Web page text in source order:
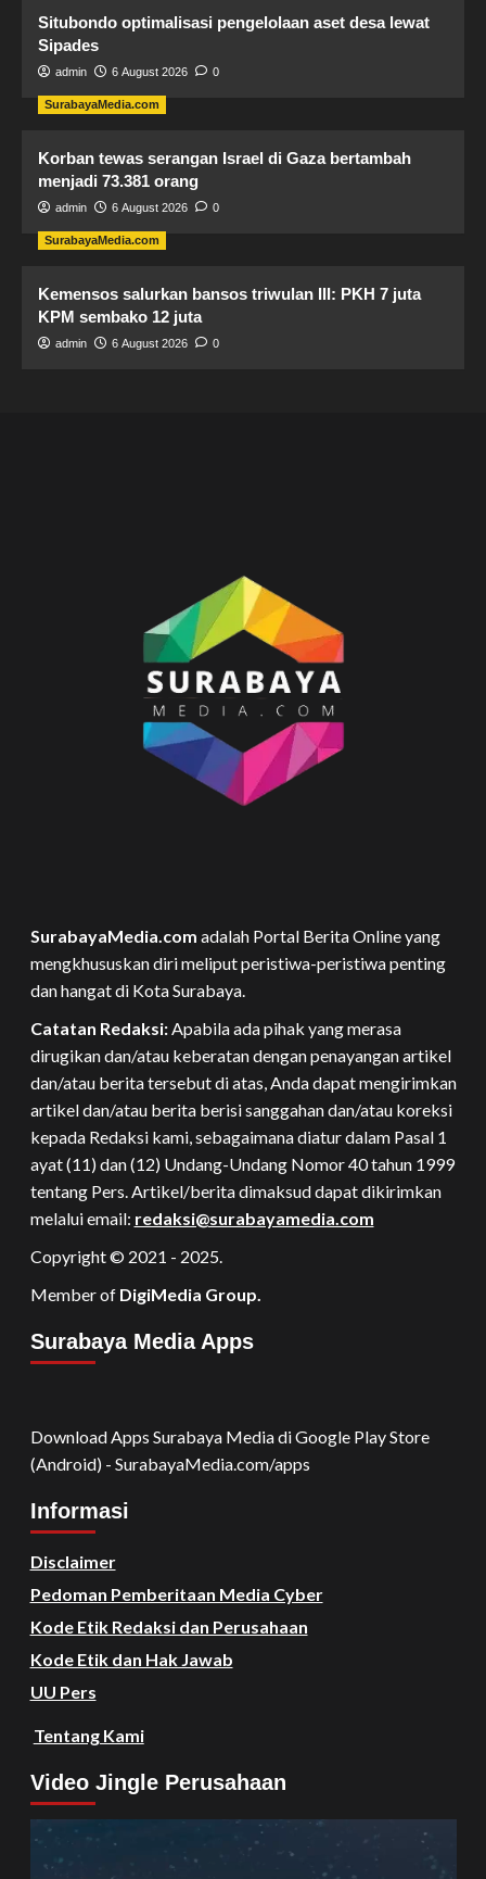
Situbondo optimalisasi pengelolaan aset desa lewat
Sipades
admin 6 August 2026 0
SurabayaMedia.com
Korban tewas serangan Israel di Gaza bertambah
menjadi 73.381 orang
admin 6 August 2026 0
SurabayaMedia.com
Kemensos salurkan bansos triwulan III: PKH 7 juta
KPM sembako 12 juta
admin 6 August 2026 0
SurabayaMedia.com adalah Portal Berita Online yang
mengkhususkan diri meliput peristiwa-peristiwa penting
dan hangat di Kota Surabaya.
Catatan Redaksi:Apabila ada pihak yang merasa
dirugikan dan/atau keberatan dengan penayangan artikel
dan/atau berita tersebut di atas, Anda dapat mengirimkan
artikel dan/atau berita berisi sanggahan dan/atau koreksi
kepada Redaksi kami, sebagaimana diatur dalam Pasal 1
ayat (11) dan (12) Undang-Undang Nomor 40 tahun 1999
tentang Pers. Artikel/berita dimaksud dapat dikirimkan
melalui email: redaksi@surabayamedia.com
Copyright © 2021 - 2025.
Member of DigiMedia Group.
Surabaya Media Apps
Download Apps Surabaya Media di Google Play Store
(Android) - SurabayaMedia.com/apps
Informasi
Disclaimer
Pedoman Pemberitaan Media Cyber
Kode Etik Redaksi dan Perusahaan
Kode Etik dan Hak Jawab
UU Pers
Tentang Kami
Video Jingle Perusahaan
Video
Player